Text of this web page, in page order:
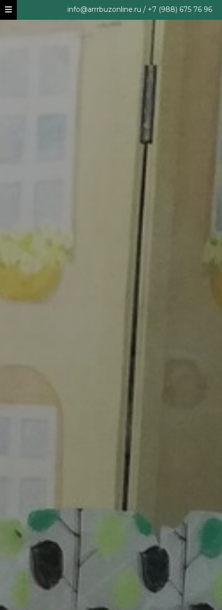
info@arrrbuzonline.ru / +7 (988) 675 76 96